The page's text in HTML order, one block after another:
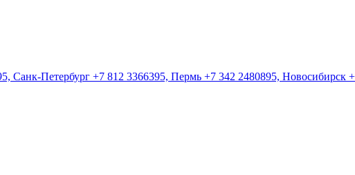
Санк-Петербург +7 812 3366395, Пермь +7 342 2480895, Новосибирск